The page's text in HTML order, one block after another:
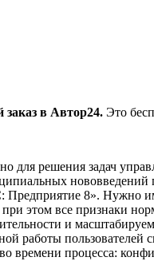
заказ в Автор24. Это
для решения задач
Предприятие 8». Нужно
этом все признаки
и
работы пользователей
времени процесса: